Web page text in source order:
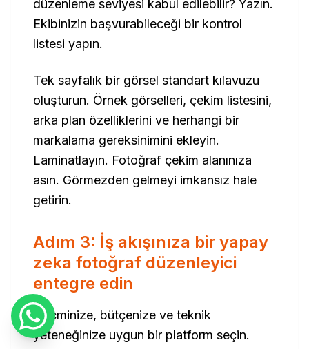
düzenleme seviyesi kabul edilebilir? Yazın.
Ekibinizin başvurabileceği bir kontrol
listesi yapın.
Tek sayfalık bir görsel standart kılavuzu
oluşturun. Örnek görselleri, çekim listesini,
arka plan özelliklerini ve herhangi bir
markalama gereksinimini ekleyin.
Laminatlayın. Fotoğraf çekim alanınıza
asın. Görmezden gelmeyi imkansız hale
getirin.
Adım 3: İş akışınıza bir yapay
zeka fotoğraf düzenleyici
entegre edin
Hacminize, bütçenize ve teknik
yeteneğinize uygun bir platform seçin.